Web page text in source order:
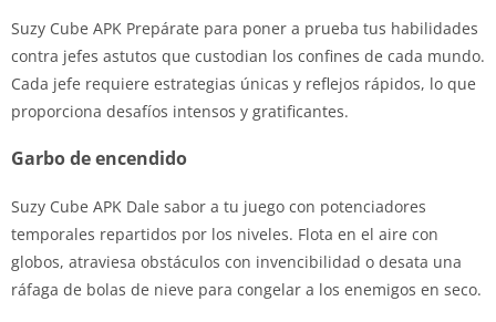
Suzy Cube APK Prepárate para poner a prueba tus habilidades
contra jefes astutos que custodian los confines de cada mundo.
Cada jefe requiere estrategias únicas y reflejos rápidos, lo que
proporciona desafíos intensos y gratificantes.
Garbo de encendido
Suzy Cube APK Dale sabor a tu juego con potenciadores
temporales repartidos por los niveles. Flota en el aire con
globos, atraviesa obstáculos con invencibilidad o desata una
ráfaga de bolas de nieve para congelar a los enemigos en seco.